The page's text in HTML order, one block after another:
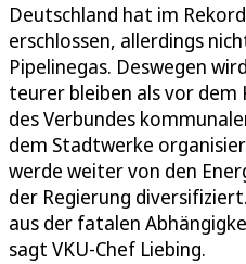
Deutschland hat im
erschlossen, allerdings
Pipelinegas. Deswegen
teurer bleiben als vor dem
des Verbundes
dem Stadtwerke
werde weiter von den
der Regierung
aus der fatalen
sagt VKU-Chef Liebing.